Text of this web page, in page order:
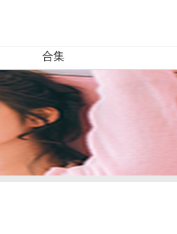
合集